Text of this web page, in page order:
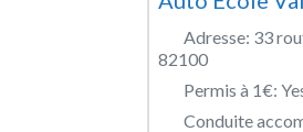
Adresse: 33
82100
Permis à 1€:
Conduite